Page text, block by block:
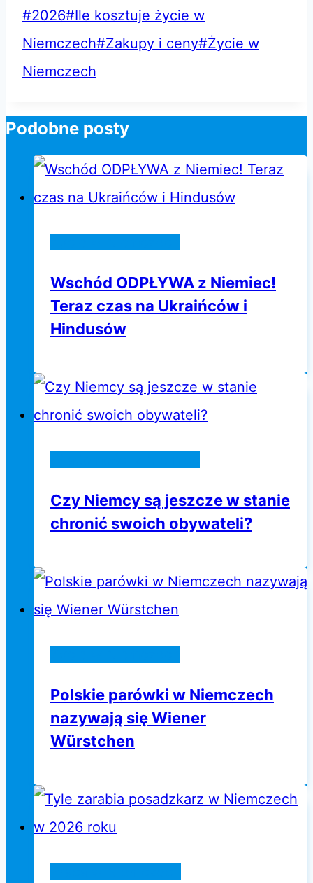
Tagi
wpisu:
#2026#Ile kosztuje życie w
Niemczech#Zakupy i ceny#Życie w
Niemczech
Podobne posty
Wschód ODPŁYWA z Niemiec!
Teraz czas na Ukraińców i
Hindusów
Czy Niemcy są jeszcze w stanie
chronić swoich obywateli?
Polskie parówki w Niemczech
nazywają się Wiener
Würstchen